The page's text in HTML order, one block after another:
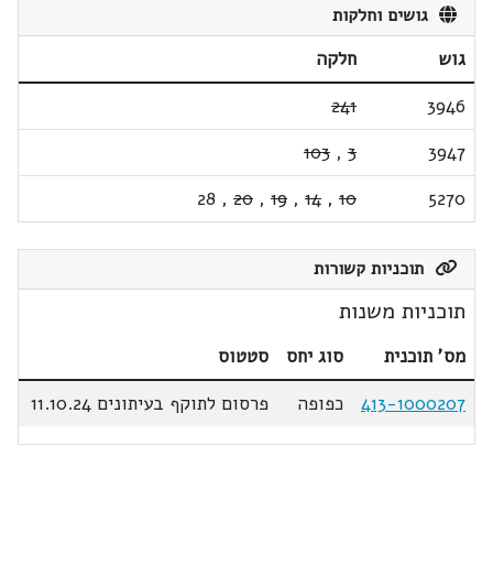
גושים וחלקות
גוש
חלקה
3946
241
3947
3
,
103
5270
10
,
14
,
19
,
20
,
28
תוכניות קשורות
תוכניות משנות
מס' תוכנית סוג יחס
סטטוס
413-1000207
כפופה פרסום לתוקף בעיתונים 11.10.24